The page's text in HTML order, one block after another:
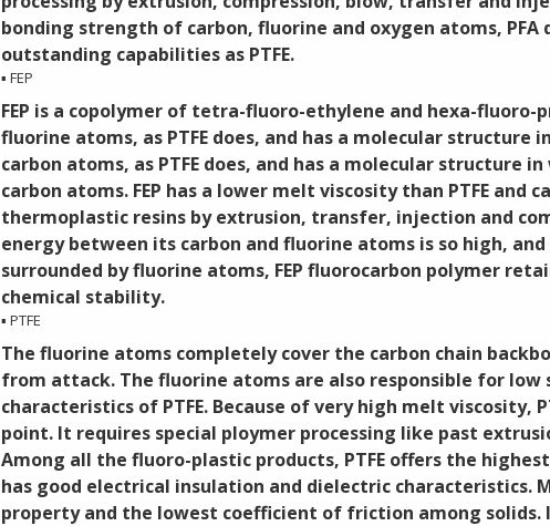
bonding strength of carbon, fluorine and oxygen atoms,
outstanding capabilities as PTFE.
▪ FEP
FEP is a copolymer of tetra-fluoro-ethylene and hexa-fluoro-
fluorine atoms, as PTFE does, and has a molecular
carbon atoms, as PTFE does, and has a molecular structure
carbon atoms. FEP has a lower melt viscosity than PTFE and
thermoplastic resins by extrusion, transfer, injection and
energy between its carbon and fluorine atoms is so high,
surrounded by fluorine atoms, FEP fluorocarbon polymer
chemical stability.
▪ PTFE
The fluorine atoms completely cover the carbon chain
from attack. The fluorine atoms are also responsible for
characteristics of PTFE. Because of very high melt viscosity,
point. It requires special ploymer processing like past
Among all the fluoro-plastic products, PTFE offers the
has good electrical insulation and dielectric characteristics.
property and the lowest coefficient of friction among